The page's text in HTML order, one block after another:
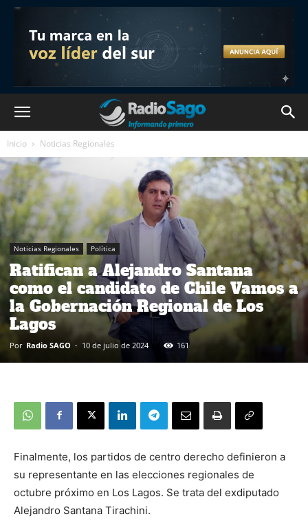
Inicio Noticias Regionales
Noticias Regionales Política
Ratifican a Alejandro Santana
como el candidato de Chile Vamos a
la Gobernación Regional de Los
Lagos
Por Radio SAGO - 10 de julio de 2024 161
Finalmente, los partidos de centro derecho definieron a
su representante en las elecciones regionales de
octubre próximo en Los Lagos. Se trata del exdiputado
Alejandro Santana Tirachini.